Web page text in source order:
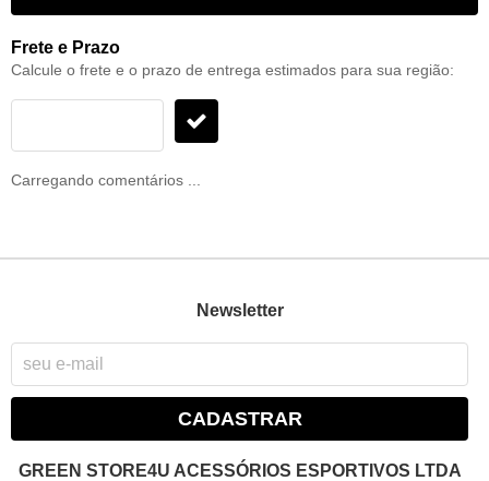
Frete e Prazo
Calcule o frete e o prazo de entrega estimados para sua região:
Carregando comentários ...
Newsletter
CADASTRAR
GREEN STORE4U ACESSÓRIOS ESPORTIVOS LTDA